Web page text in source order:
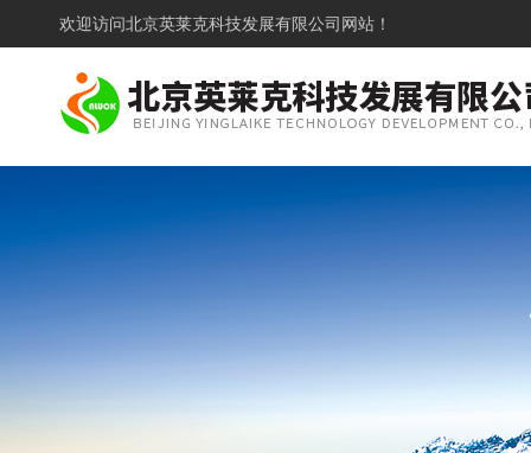
欢迎访问北京英莱克科技发展有限公司网站！